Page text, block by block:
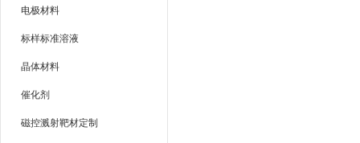
电极材料
标样标准溶液
晶体材料
催化剂
磁控溅射靶材定制